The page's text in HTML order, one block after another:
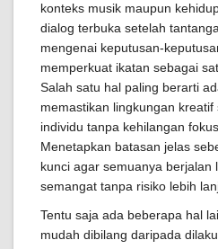
konteks musik maupun
dialog terbuka setelah
mengenai keputusan-
memperkuat ikatan sebagai
Salah satu hal paling berarti
memastikan lingkungan
individu tanpa kehilangan
Menetapkan batasan jelas
kunci agar semuanya berjalan
semangat tanpa risiko lebih
Tentu saja ada beberapa hal
mudah dibilang daripada